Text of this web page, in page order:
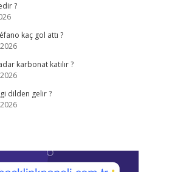
?
kaç gol attı ?
karbonat katılır ?
dilden gelir ?